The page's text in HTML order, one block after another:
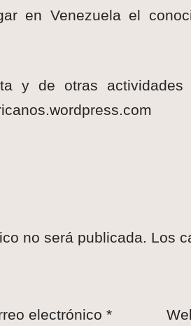
en Venezuela el
y de otras actividades
no será publicada. Los
electrónico *